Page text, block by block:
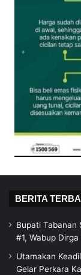
BERITA
Bupati Tabanan
#1, Wabup
Utamakan
Gelar Perkara